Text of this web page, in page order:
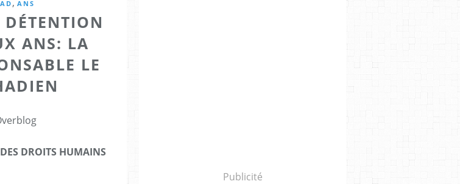
ANS
ANS: LA
LE
DROITS HUMAINS
Publicité